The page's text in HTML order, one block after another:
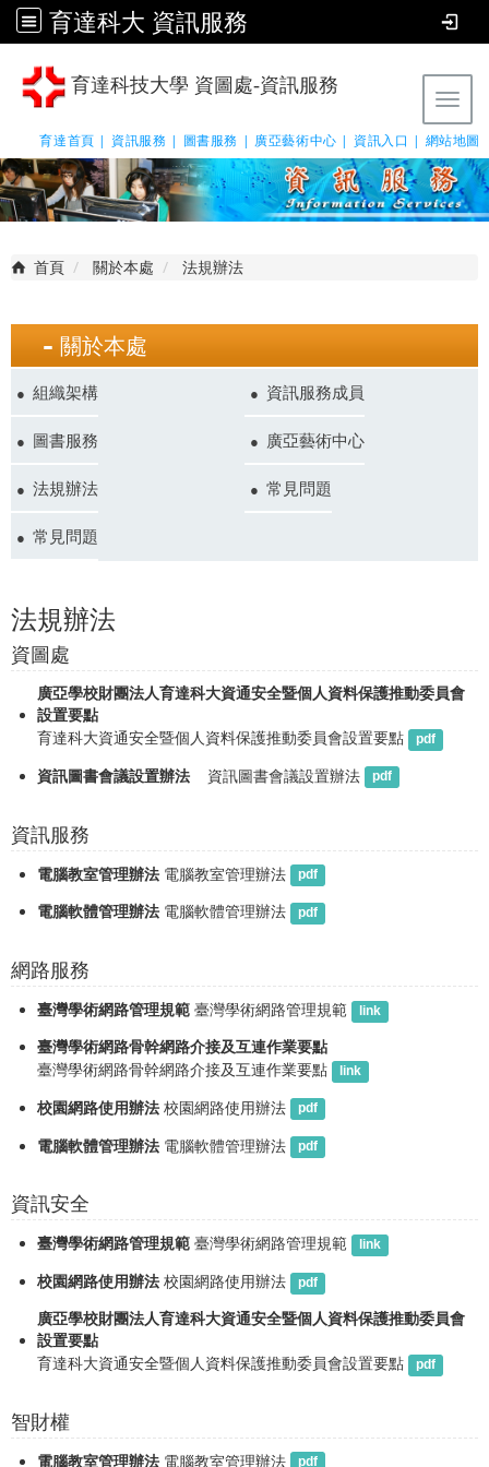
育達科大 資訊服務
育達科技大學 資圖處-資訊服務
育達首頁 | 資訊服務 | 圖書服務 | 廣亞藝術中心 | 資訊入口 | 網站地圖
首頁 關於本處 法規辦法
關於本處
組織架構 資訊服務成員
圖書服務 廣亞藝術中心
法規辦法 常見問題
常見問題
法規辦法
資圖處
廣亞學校財團法人育達科大資通安全暨個人資料保護推動委員會
設置要點
育達科大資通安全暨個人資料保護推動委員會設置要點
pdf
資訊圖書會議設置辦法
   資訊圖書會議設置辦法
pdf
資訊服務
電腦教室管理辦法 電腦教室管理辦法 pdf
電腦軟體管理辦法 電腦軟體管理辦法 pdf
網路服務
臺灣學術網路管理規範 臺灣學術網路管理規範 link
臺灣學術網路骨幹網路介接及互連作業要點
臺灣學術網路骨幹網路介接及互連作業要點
link
校園網路使用辦法 校園網路使用辦法 pdf
電腦軟體管理辦法 電腦軟體管理辦法 pdf
資訊安全
臺灣學術網路管理規範 臺灣學術網路管理規範 link
校園網路使用辦法 校園網路使用辦法 pdf
廣亞學校財團法人育達科大資通安全暨個人資料保護推動委員會
設置要點
育達科大資通安全暨個人資料保護推動委員會設置要點
pdf
智財權
電腦教室管理辦法 電腦教室管理辦法 pdf